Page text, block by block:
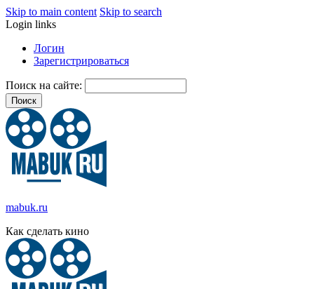
Skip to main content Skip to search
Login links
Логин
Зарегистрироваться
Поиск на сайте:
mabuk.ru
Как сделать кино